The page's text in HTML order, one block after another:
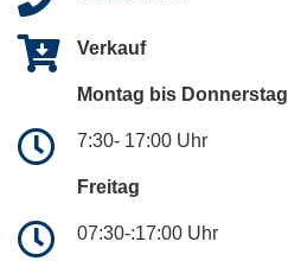
Verkauf
Montag bis Donnerstag
7:30- 17:00 Uhr
Freitag
07:30-:17:00 Uhr